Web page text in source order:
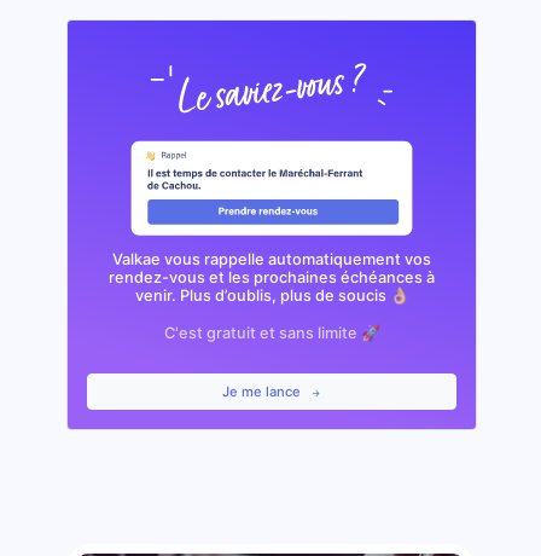
Valkae vous rappelle automatiquement vos
rendez-vous et les prochaines échéances à
venir. Plus d’oublis, plus de soucis 👌🏼
C'est gratuit et sans limite 🚀
Je me lance